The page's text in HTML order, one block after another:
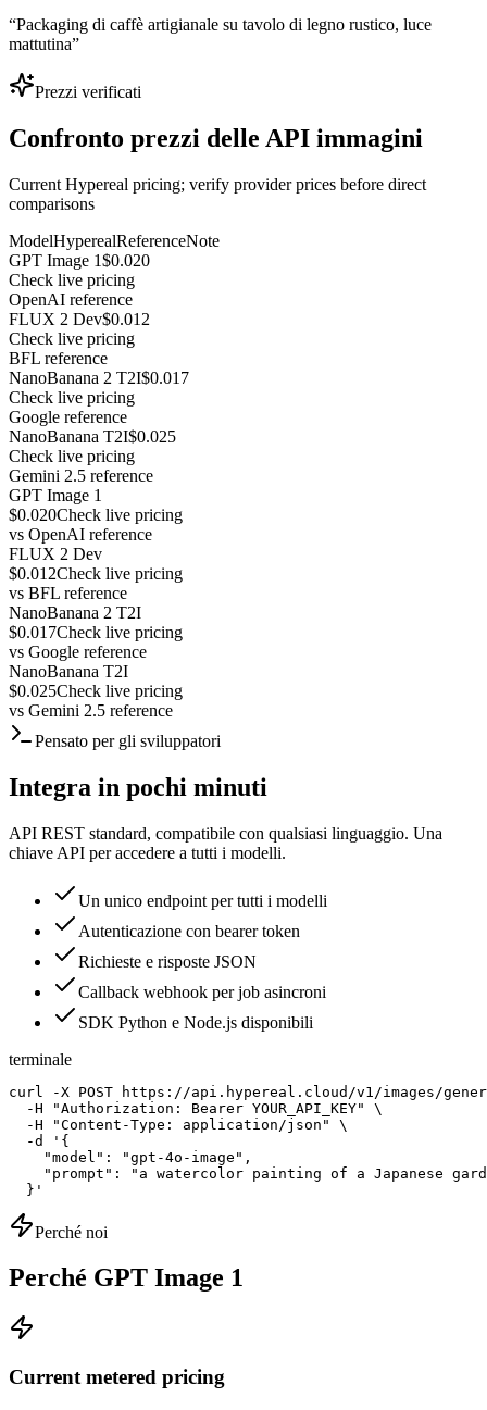
“Packaging di caffè artigianale su tavolo di legno rustico, luce
mattutina”
Prezzi verificati
Confronto prezzi delle API immagini
Current Hypereal pricing; verify provider prices before direct
comparisons
ModelHyperealReferenceNote
GPT Image 1$0.020
Check live pricing
OpenAI reference
FLUX 2 Dev$0.012
Check live pricing
BFL reference
NanoBanana 2 T2I$0.017
Check live pricing
Google reference
NanoBanana T2I$0.025
Check live pricing
Gemini 2.5 reference
GPT Image 1
$0.020Check live pricing
vs OpenAI reference
FLUX 2 Dev
$0.012Check live pricing
vs BFL reference
NanoBanana 2 T2I
$0.017Check live pricing
vs Google reference
NanoBanana T2I
$0.025Check live pricing
vs Gemini 2.5 reference
Pensato per gli sviluppatori
Integra in pochi minuti
API REST standard, compatibile con qualsiasi linguaggio. Una
chiave API per accedere a tutti i modelli.
Un unico endpoint per tutti i modelli
Autenticazione con bearer token
Richieste e risposte JSON
Callback webhook per job asincroni
SDK Python e Node.js disponibili
terminale
curl -X POST https://api.hypereal.cloud/v1/images/
  -H "Authorization: Bearer YOUR_API_KEY" \
  -H "Content-Type: application/json" \
  -d '{
    "model": "gpt-4o-image",
"prompt": "a watercolor painting of a Japanese
  }'
Perché noi
Perché GPT Image 1
Current metered pricing